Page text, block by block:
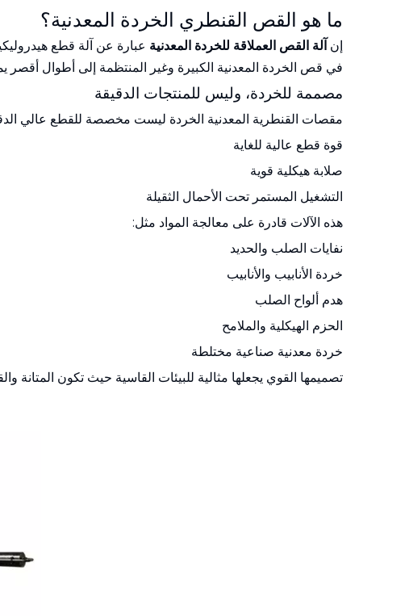
ما هو القص القنطري الخردة المعدنية؟
إن آلة القص العملاقة للخردة المعدنية عبارة عن آلة قطع
في قص الخردة المعدنية الكبيرة وغير المنتظمة إلى أطوال أقصر
مصممة للخردة، وليس للمنتجات الدقيقة
مقصات القنطرية المعدنية الخردة ليست مخصصة للقطع عالي الدقة
قوة قطع عالية للغاية
صلابة هيكلية قوية
التشغيل المستمر تحت الأحمال الثقيلة
هذه الآلات قادرة على معالجة المواد مثل:
نفايات الصلب والحديد
خردة الأنابيب والأنابيب
هدم ألواح الصلب
الحزم الهيكلية والملامح
خردة معدنية صناعية مختلطة
تصميمها القوي يجعلها مثالية للبيئات القاسية حيث تكون المتانة